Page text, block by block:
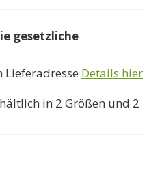
bis
1090000 Ft
gesetzliche
Lieferadresse Details hier
in 2 Größen und 2